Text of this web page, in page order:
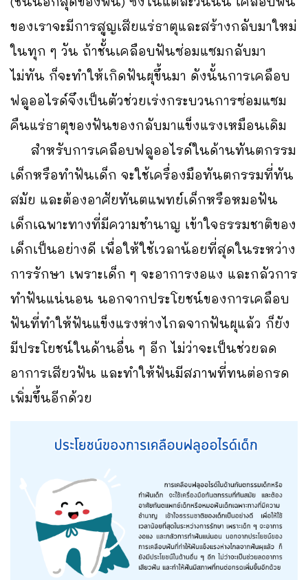
ของเราจะมีการสูญเสียแร่ธาตุและสร้างกลับมาใหม่
ในทุก ๆ วัน ถ้าชั้นเคลือบฟันซ่อมแซมกลับมา
ไม่ทัน ก็จะทำให้เกิดฟันผุขึ้นมา ดังนั้นการเคลือบ
ฟลูออไรด์จึงเป็นตัวช่วยเร่งกระบวนการซ่อมแซม
คืนแร่ธาตุของฟันของกลับมาแข็งแรงเหมือนเดิม
สำหรับการเคลือบฟลูออไรด์ในด้านทันตกรรม
เด็กหรือทำฟันเด็ก จะใช้เครื่องมือทันตกรรมที่ทัน
สมัย และต้องอาศัยทันตแพทย์เด็กหรือหมอฟัน
เด็กเฉพาะทางที่มีความชำนาญ เข้าใจธรรมชาติของ
เด็กเป็นอย่างดี เพื่อให้ใช้เวลาน้อยที่สุดในระหว่าง
การรักษา เพราะเด็ก ๆ จะอาการงอแง และกลัวการ
ทำฟันแน่นอน นอกจากประโยชน์ของการเคลือบ
ฟันที่ทําให้ฟันแข็งแรงห่างไกลจากฟันผุแล้ว ก็ยัง
มีประโยชน์ในด้านอื่น ๆ อีก ไม่ว่าจะเป็นช่วยลด
อาการเสียวฟัน และทำให้ฟันมีสภาพที่ทนต่อกรด
เพิ่มขึ้นอีกด้วย